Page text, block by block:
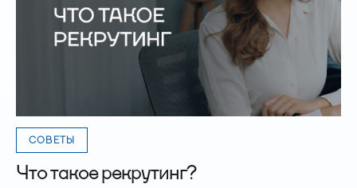
СОВЕТЫ
Что такое рекрутинг?